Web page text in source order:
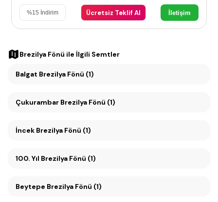
%15 İndirim Ücretsiz Teklif Al İletişim
Brezilya Fönü ile İlgili Semtler
Balgat Brezilya Fönü (1)
Çukurambar Brezilya Fönü (1)
İncek Brezilya Fönü (1)
100. Yıl Brezilya Fönü (1)
Beytepe Brezilya Fönü (1)